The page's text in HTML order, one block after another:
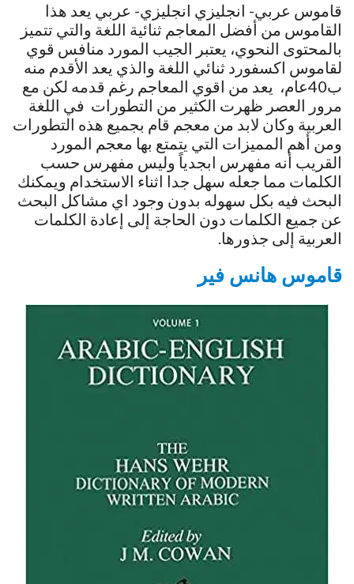
قاموس عربي- انجليزي انجليزي- عربي يعد هذا
القاموس من أفضل المعاجم ثنائية اللغة والتي تتميز
بالمحتوى النحوي، يعتبر الجيب المورد منافس قوي
لقاموس اكسفورد ثنائي اللغة والذي يعد الأقدم منه
ب40عام، يعد من اقوي المعاجم رغم قدمه لكن مع
مرور العصر ظهرت الكثير من التطورات في اللغة
العربية وكان لابد من معجم قام بجميع هذه التطورات
ومن أهم المميزات التي يتمتع بها معجم المورد
القريب أنه مفهرس ابجدياً وليس مفهرس حسب
الكلمات مما جعله سهل جدا اثناء الاستخدام ويمكنك
البحث فيه بكل سهوله بدون وجود اي مشاكل البحث
عن جميع الكلمات دون الحاجة إلى إعادة الكلمات
العربية إلى جذورها.
قاموس هانس فير